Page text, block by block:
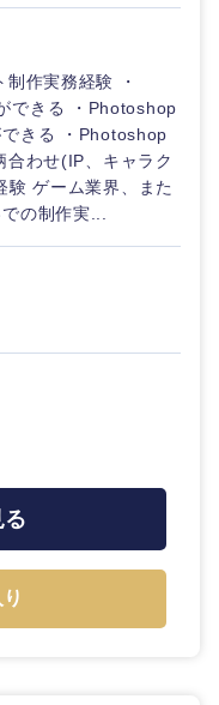
作実務経験 ・
できる ・Photoshop
きる ・Photoshop
合わせ(IP、キャラク
験 ゲーム業界、また
の制作実...